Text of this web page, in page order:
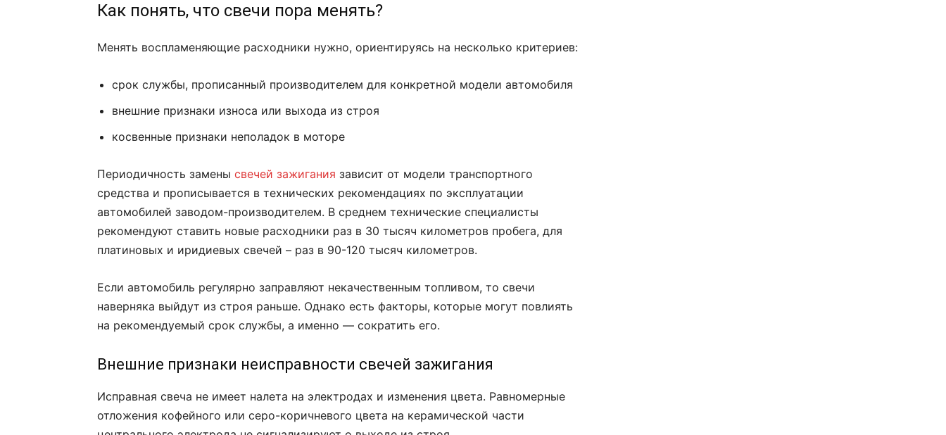
Как понять, что свечи пора менять?
Менять воспламеняющие расходники нужно, ориентируясь на несколько критериев:
срок службы, прописанный производителем для конкретной модели автомобиля
внешние признаки износа или выхода из строя
косвенные признаки неполадок в моторе
Периодичность замены свечей зажигания зависит от модели транспортного
средства и прописывается в технических рекомендациях по эксплуатации
автомобилей заводом-производителем. В среднем технические специалисты
рекомендуют ставить новые расходники раз в 30 тысяч километров пробега, для
платиновых и иридиевых свечей – раз в 90-120 тысяч километров.
Если автомобиль регулярно заправляют некачественным топливом, то свечи
наверняка выйдут из строя раньше. Однако есть факторы, которые могут повлиять
на рекомендуемый срок службы, а именно — сократить его.
Внешние признаки неисправности свечей зажигания
Исправная свеча не имеет налета на электродах и изменения цвета. Равномерные
отложения кофейного или серо-коричневого цвета на керамической части